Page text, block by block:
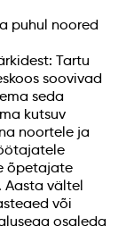
puhul noored
Tartu
soovivad
seda
kutsuv
noortele ja
õpetajate
Aasta vältel
või
osaleda